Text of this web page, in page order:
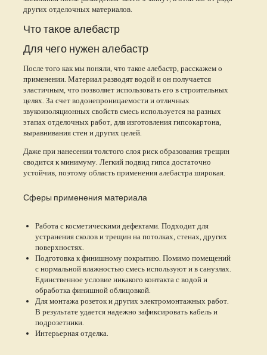
других отделочных материалов.
Что такое алебастр
Для чего нужен алебастр
После того как мы поняли, что такое алебастр, расскажем о
применении. Материал разводят водой и он получается
эластичным, что позволяет использовать его в строительных
целях. За счет водонепроницаемости и отличных
звукоизоляционных свойств смесь используется на разных
этапах отделочных работ, для изготовления гипсокартона,
выравнивания стен и других целей.
Даже при нанесении толстого слоя риск образования трещин
сводится к минимуму. Легкий подвид гипса достаточно
устойчив, поэтому область применения алебастра широкая.
Сферы применения материала
Работа с косметическими дефектами. Подходит для
устранения сколов и трещин на потолках, стенах, других
поверхностях.
Подготовка к финишному покрытию. Помимо помещений
с нормальной влажностью смесь используют и в санузлах.
Единственное условие никакого контакта с водой и
обработка финишной облицовкой.
Для монтажа розеток и других электромонтажных работ.
В результате удается надежно зафиксировать кабель и
подрозетники.
Интерьерная отделка.